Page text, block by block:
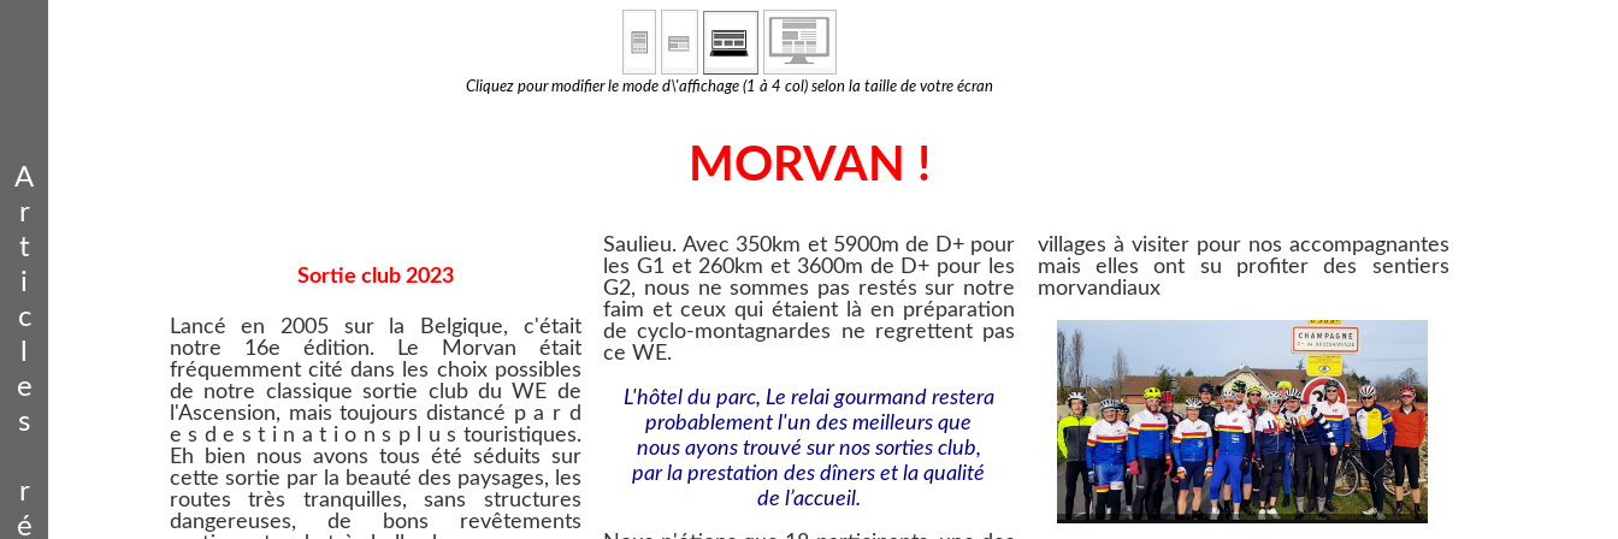
A
r
t
i
c
e
s
r
é
Cliquez pour modifier le mode d\'affichage (1 à 4 col) selon la taille de votre écran
MORVAN !
Sortie club 2023
Lancé en 2005 sur la Belgique, c'était
notre 16e édition. Le Morvan était
fréquemment cité dans les choix possibles
de notre classique sortie club du WE de
l'Ascension, mais toujours distancé p a r d
e s d e s t i n a t i o n s p l u s touristiques.
Eh bien nous avons tous été séduits sur
cette sortie par la beauté des paysages, les
routes très tranquilles, sans structures
dangereuses, de bons revêtements
Saulieu. Avec 350km et 5900m de D+ pour
les G1 et 260km et 3600m de D+ pour les
G2, nous ne sommes pas restés sur notre
faim et ceux qui étaient là en préparation
de cyclo-montagnardes ne regrettent pas
ce WE.
L'hôtel du parc, Le relai gourmand restera
probablement l'un des meilleurs que
nous ayons trouvé sur nos sorties club,
par la prestation des dîners et la qualité
de l’accueil.
villages à visiter pour nos accompagnantes
mais elles ont su profiter des sentiers
morvandiaux